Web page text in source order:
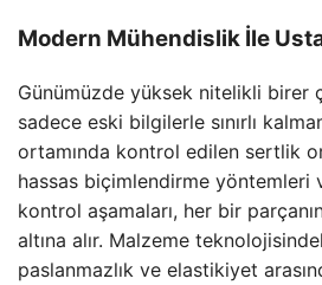
Modern Mühendislik İle
Günümüzde yüksek nitelikli birer
sadece eski bilgilerle sınırlı
ortamında kontrol edilen sertlik
hassas biçimlendirme yöntemleri
kontrol aşamaları, her bir
altına alır. Malzeme
paslanmazlık ve elastikiyet